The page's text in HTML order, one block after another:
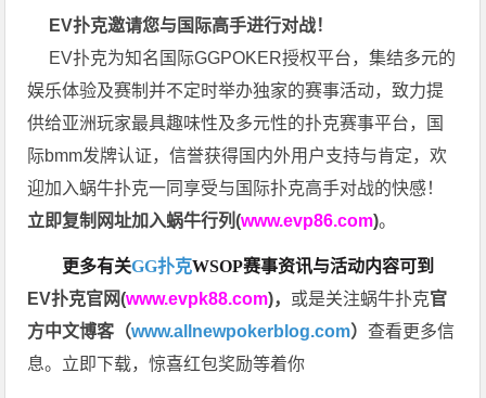
EV扑克邀请您与国际高手进行对战！
EV扑克为知名国际GGPOKER授权平台，集结多元的
娱乐体验及赛制并不定时举办独家的赛事活动，致力提
供给亚洲玩家最具趣味性及多元性的扑克赛事平台，国
际bmm发牌认证，信誉获得国内外用户支持与肯定，欢
迎加入蜗牛扑克一同享受与国际扑克高手对战的快感！
立即复制网址加入蜗牛行列(www.evp86.com)。
更多有关GG扑克WSOP赛事资讯与活动内容可到
EV扑克官网(www.evpk88.com)， 或是关注蜗牛扑克官
方中文博客（www.allnewpokerblog.com）查看更多信
息。立即下载，惊喜红包奖励等着你